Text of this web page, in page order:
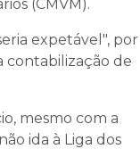
(CMVM).
expetável", por
contabilização de
mesmo com a
ida à Liga dos